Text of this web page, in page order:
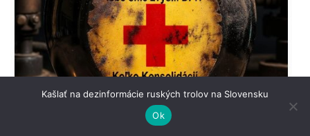
Kašlať na dezinformácie ruských trolov na Slovensku
Ok